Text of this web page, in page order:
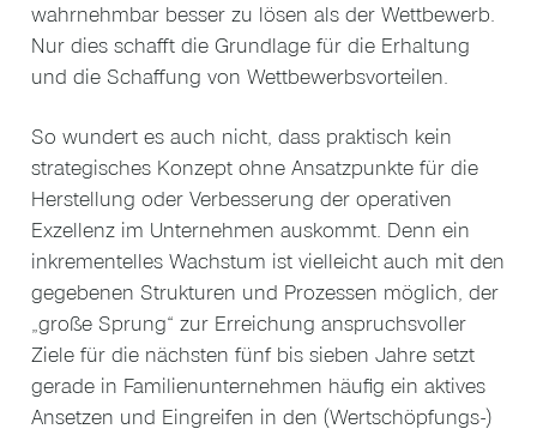
wahrnehmbar besser zu lösen als der Wettbewerb.
Nur dies schafft die Grundlage für die Erhaltung
und die Schaffung von Wettbewerbsvorteilen.
So wundert es auch nicht, dass praktisch kein
strategisches Konzept ohne Ansatzpunkte für die
Herstellung oder Verbesserung der operativen
Exzellenz im Unternehmen auskommt. Denn ein
inkrementelles Wachstum ist vielleicht auch mit den
gegebenen Strukturen und Prozessen möglich, der
„große Sprung“ zur Erreichung anspruchsvoller
Ziele für die nächsten fünf bis sieben Jahre setzt
gerade in Familienunternehmen häufig ein aktives
Ansetzen und Eingreifen in den (Wertschöpfungs-)